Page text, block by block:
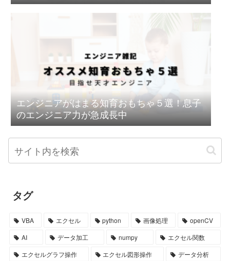
エンジニアがはまる知育おもちゃ５選！息子
のエンジニア力が急成長中
タグ
VBA エクセル python 画像処理
openCV
AI
データ加工 numpy
エクセル関数
エクセルグラフ操作
エクセル図形操作
データ分析